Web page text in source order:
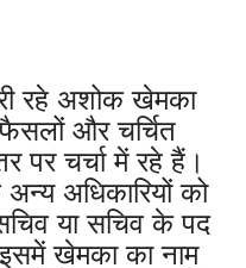
रहे अशोक खेमका
और चर्चित
पर चर्चा में रहे हैं।
अधिकारियों को
या सचिव के पद
खेमका का नाम